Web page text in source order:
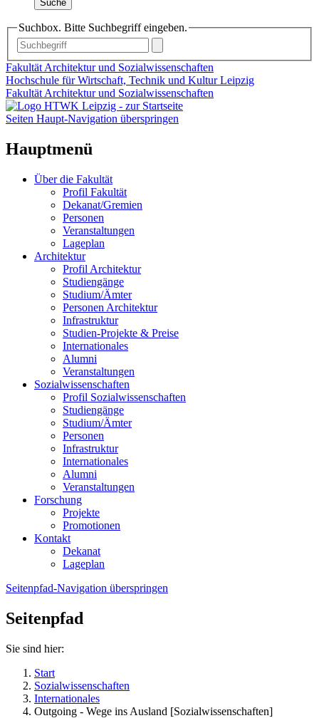
Suche
Suchbox. Bitte Suchbegriff eingeben.
Fakultät Architektur und Sozialwissenschaften
Hochschule für Wirtschaft, Technik und Kultur Leipzig
Fakultät Architektur und Sozialwissenschaften
Seiten Haupt-Navigation überspringen
Hauptmenü
Über die Fakultät
Profil Fakultät
Dekanat/Gremien
Personen
Veranstaltungen
Lageplan
Architektur
Profil Architektur
Studiengänge
Studium/Ämter
Personen Architektur
Infrastruktur
Studien-Projekte & Preise
Internationales
Alumni
Veranstaltungen
Sozialwissenschaften
Profil Sozialwissenschaften
Studiengänge
Studium/Ämter
Personen
Infrastruktur
Internationales
Alumni
Veranstaltungen
Forschung
Projekte
Promotionen
Kontakt
Dekanat
Lageplan
Seitenpfad-Navigation überspringen
Seitenpfad
Sie sind hier:
Start
Sozialwissenschaften
Internationales
Outgoing - Wege ins Ausland [Sozialwissenschaften]